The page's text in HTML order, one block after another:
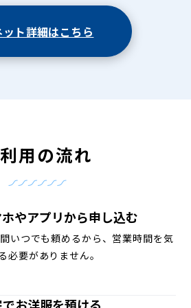
ット詳細はこちら
用の流れ
やアプリから申し込む
いつでも頼めるから、営業時間を気
必要がありません。